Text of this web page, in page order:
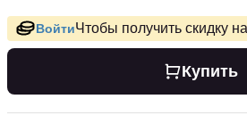
ВойтиЧтобы получить скидку
Купить